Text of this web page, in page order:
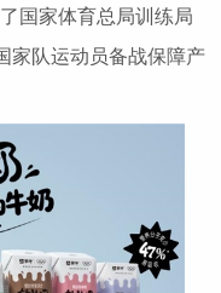
国家体育总局训练局
家队运动员备战保障产